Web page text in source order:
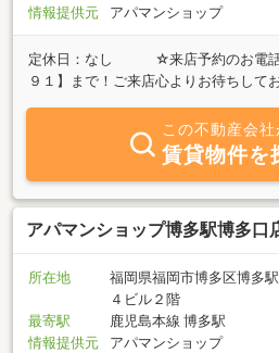
情報提供元
アパマンショップ
定休日：なし ☆来店予約のお電話
９１】まで！ご来店心よりお待ちして
この不動産会社
賃貸物件を
アパマンショップ博多駅博多口
所在地
福岡県福岡市博多区博多
４ビル２階
最寄駅
鹿児島本線 博多駅
情報提供元
アパマンショップ